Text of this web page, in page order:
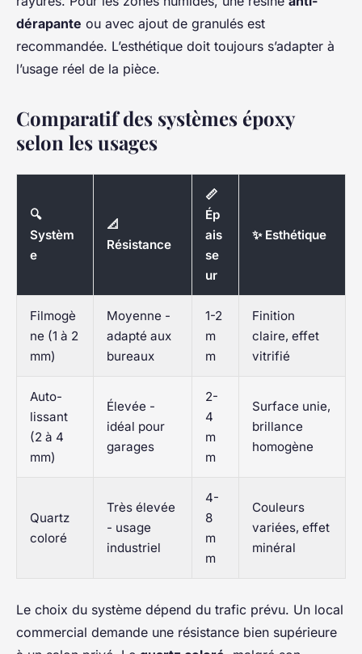
dérapante ou avec ajout de granulés est
recommandée. L’esthétique doit toujours s’adapter à
l’usage réel de la pièce.
Comparatif des systèmes époxy
selon les usages
🔍
Systèm
e
📐
Résistance
📏
Ép
ais
se
ur
✨ Esthétique
Filmogè
ne (1 à 2
mm)
Moyenne -
adapté aux
bureaux
1-2
m
m
Finition
claire, effet
vitrifié
Auto-
lissant
(2 à 4
mm)
Élevée -
idéal pour
garages
2-
4
m
m
Surface unie,
brillance
homogène
Quartz
coloré
Très élevée
- usage
industriel
4-
8
m
m
Couleurs
variées, effet
minéral
Le choix du système dépend du trafic prévu. Un local
commercial demande une résistance bien supérieure